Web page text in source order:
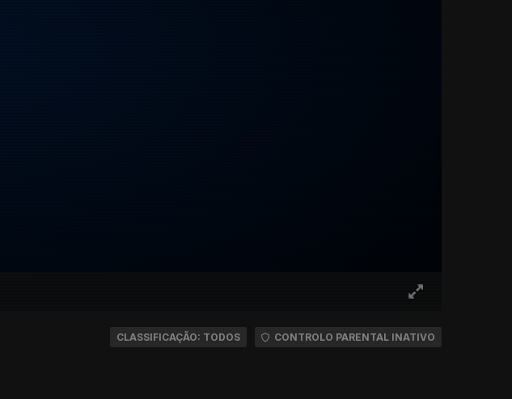
CLASSIFICAÇÃO: TODOS CONTROLO PARENTAL INATIVO